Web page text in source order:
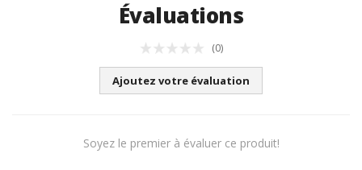
Évaluations
(0)
Ajoutez votre évaluation
Soyez le premier à évaluer ce produit!